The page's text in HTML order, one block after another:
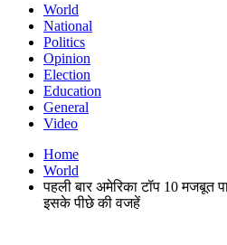
World
National
Politics
Opinion
Election
Education
General
Video
Home
World
पहली बार अमेरिका टॉप 10 मजबूत
इसके पीछे की वजहें